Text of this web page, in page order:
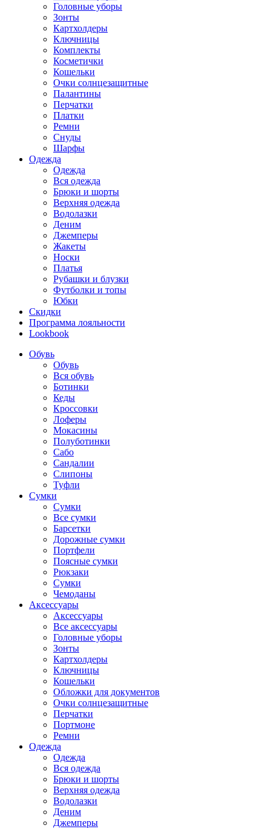
Головные уборы
Зонты
Картхолдеры
Ключницы
Комплекты
Косметички
Кошельки
Очки солнцезащитные
Палантины
Перчатки
Платки
Ремни
Снуды
Шарфы
Одежда
Одежда
Вся одежда
Брюки и шорты
Верхняя одежда
Водолазки
Деним
Джемперы
Жакеты
Носки
Платья
Рубашки и блузки
Футболки и топы
Юбки
Скидки
Программа лояльности
Lookbook
Обувь
Обувь
Вся обувь
Ботинки
Кеды
Кроссовки
Лоферы
Мокасины
Полуботинки
Сабо
Сандалии
Слипоны
Туфли
Сумки
Сумки
Все сумки
Барсетки
Дорожные сумки
Портфели
Поясные сумки
Рюкзаки
Сумки
Чемоданы
Аксессуары
Аксессуары
Все аксессуары
Головные уборы
Зонты
Картхолдеры
Ключницы
Кошельки
Обложки для документов
Очки солнцезащитные
Перчатки
Портмоне
Ремни
Одежда
Одежда
Вся одежда
Брюки и шорты
Верхняя одежда
Водолазки
Деним
Джемперы